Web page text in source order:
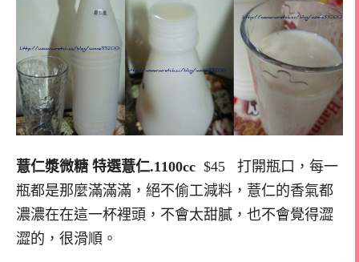
薏仁漿微糖 特選薏仁.1100cc $45 打開瓶口，每一
瓶都是那麼滿滿滿，絕不偷工減料，薏仁的香氣都
濃濃在在這一杯裡頭，不會太甜膩，也不會覺得澀
澀的，很滑順。